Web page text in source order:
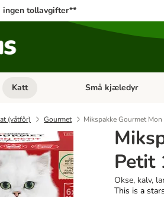
ingen tollavgifter**
Åpne kategorimeny: Hund
Katt Åpne kategorimeny: Katt
Små kjæledyr
(våtfôr) Gourmet Mikspakke Gourmet
Petit
Okse, kalv,
This is a